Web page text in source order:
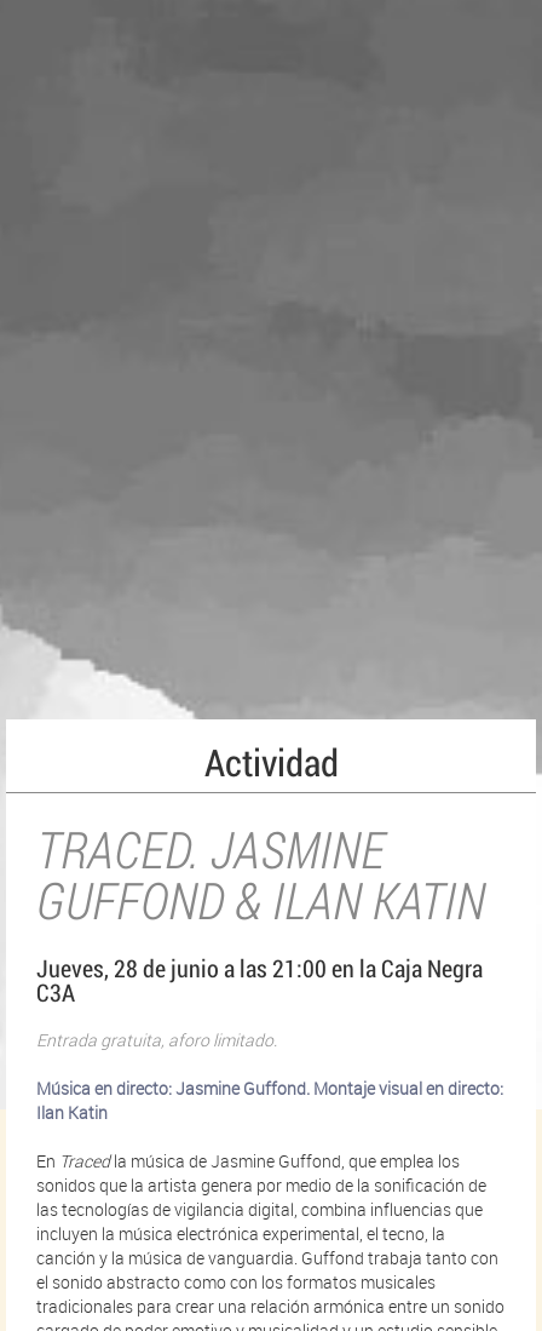
Actividad
TRACED. JASMINE
GUFFOND & ILAN KATIN
Jueves, 28 de junio a las 21:00 en la Caja Negra
C3A
Entrada gratuita, aforo limitado.
Música en directo: Jasmine Guffond. Montaje visual en directo:
Ilan Katin
En Tracedla música de Jasmine Guffond, que emplea los
sonidos que la artista genera por medio de la sonificación de
las tecnologías de vigilancia digital, combina influencias que
incluyen la música electrónica experimental, el tecno, la
canción y la música de vanguardia. Guffond trabaja tanto con
el sonido abstracto como con los formatos musicales
tradicionales para crear una relación armónica entre un sonido